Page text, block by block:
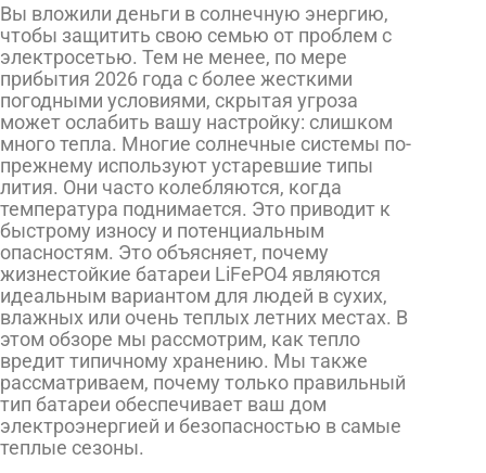
Вы вложили деньги в солнечную энергию,
чтобы защитить свою семью от проблем с
электросетью. Тем не менее, по мере
прибытия 2026 года с более жесткими
погодными условиями, скрытая угроза
может ослабить вашу настройку: слишком
много тепла. Многие солнечные системы по-
прежнему используют устаревшие типы
лития. Они часто колебляются, когда
температура поднимается. Это приводит к
быстрому износу и потенциальным
опасностям. Это объясняет, почему
жизнестойкие батареи LiFePO4 являются
идеальным вариантом для людей в сухих,
влажных или очень теплых летних местах. В
этом обзоре мы рассмотрим, как тепло
вредит типичному хранению. Мы также
рассматриваем, почему только правильный
тип батареи обеспечивает ваш дом
электроэнергией и безопасностью в самые
теплые сезоны.